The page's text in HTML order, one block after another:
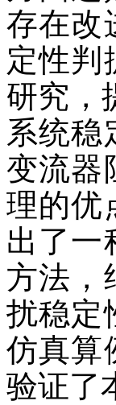
存在改
定性判
研究，
系统稳
变流器
理的优
出了一
方法，
扰稳定
仿真算
验证了